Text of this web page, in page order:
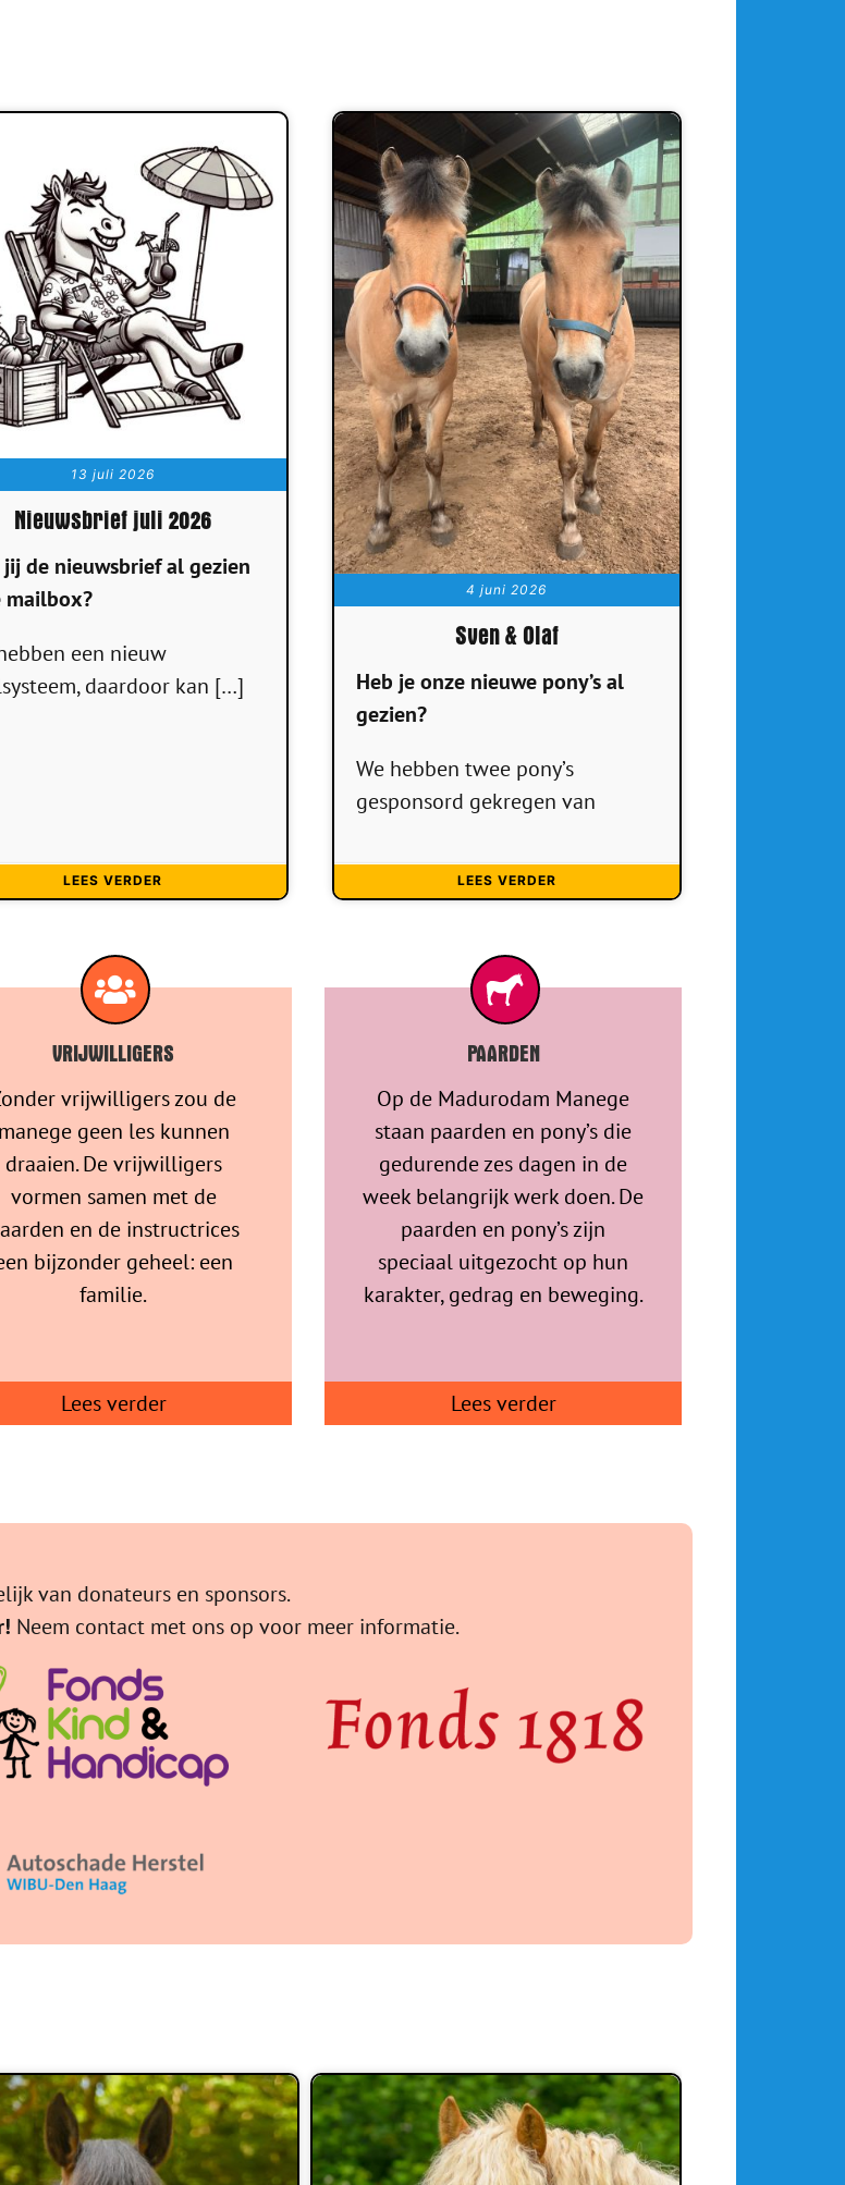
13 juli 2026
Nieuwsbrief juli 2026
jij de nieuwsbrief al gezien
mailbox?
een nieuw
daardoor kan […]
LEES VERDER
4 juni 2026
Sven & Olaf
Heb je onze nieuwe pony’s al
gezien?
We hebben twee pony’s
gesponsord gekregen van
LEES VERDER
VRIJWILLIGERS
vrijwilligers zou de
manege geen les kunnen
draaien. De vrijwilligers
vormen samen met de
en de instructrices
bijzonder geheel: een
familie.
Lees verder
PAARDEN
Op de Madurodam Manege
staan paarden en pony’s die
gedurende zes dagen in de
week belangrijk werk doen. De
paarden en pony’s zijn
speciaal uitgezocht op hun
karakter, gedrag en beweging.
Lees verder
van donateurs en sponsors.
Neem contactmet ons op voor meer informatie.